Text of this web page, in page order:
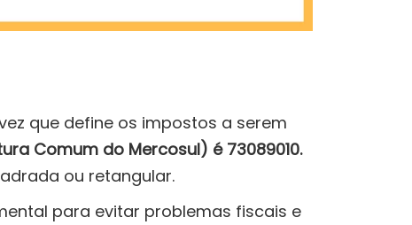
que define os impostos a serem
Comum do Mercosul) é 73089010.
ou retangular.
para evitar problemas fiscais e